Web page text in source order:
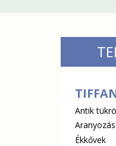
Antik
Aranyozás
Ékkővek